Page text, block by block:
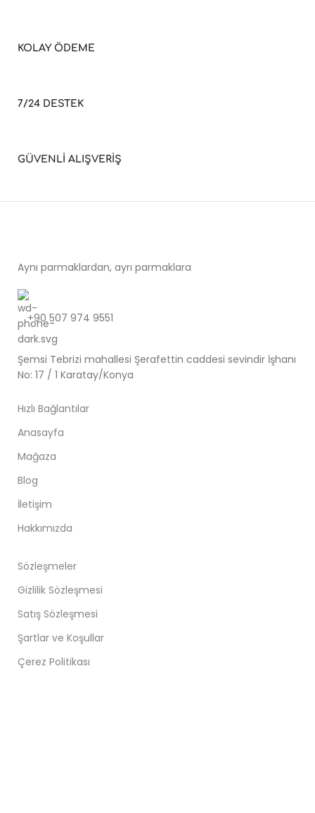
KOLAY ÖDEME
7/24 DESTEK
GÜVENLİ ALIŞVERİŞ
Aynı parmaklardan, ayrı parmaklara
+90 507 974 9551
Şemsi Tebrizi mahallesi Şerafettin caddesi sevindir İşhanı
No: 17 / 1 Karatay/Konya
Hızlı Bağlantılar
Anasayfa
Mağaza
Blog
İletişim
Hakkımızda
Sözleşmeler
Gizlilik Sözleşmesi
Satış Sözleşmesi
Şartlar ve Koşullar
Çerez Politikası